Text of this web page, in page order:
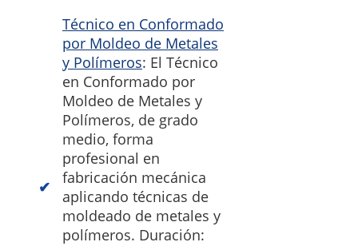
Técnico en Conformado
por Moldeo de Metales
y Polímeros: El Técnico
en Conformado por
Moldeo de Metales y
Polímeros, de grado
medio, forma
profesional en
fabricación mecánica
aplicando técnicas de
moldeado de metales y
polímeros. Duración: